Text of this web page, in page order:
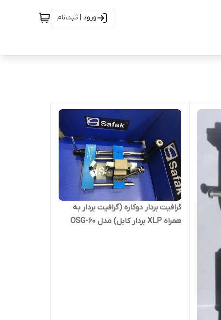
ورود | ثبت‌نام
گرافیت بردار دوکاره (گرافیت بردار به
همراه XLP بردار کابل) مدل OSG-60